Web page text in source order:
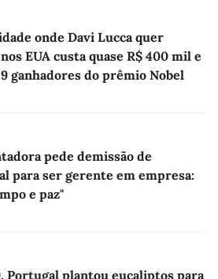
onde Davi Lucca quer
EUA custa quase R$ 400 mil e
ganhadores do prêmio Nobel
pede demissão de
para ser gerente em empresa:
e paz"
Portugal plantou eucaliptos para